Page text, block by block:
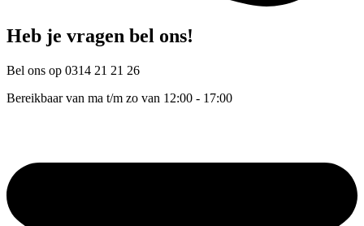
Heb je vragen bel ons!
Bel ons op 0314 21 21 26
Bereikbaar van ma t/m zo van 12:00 - 17:00